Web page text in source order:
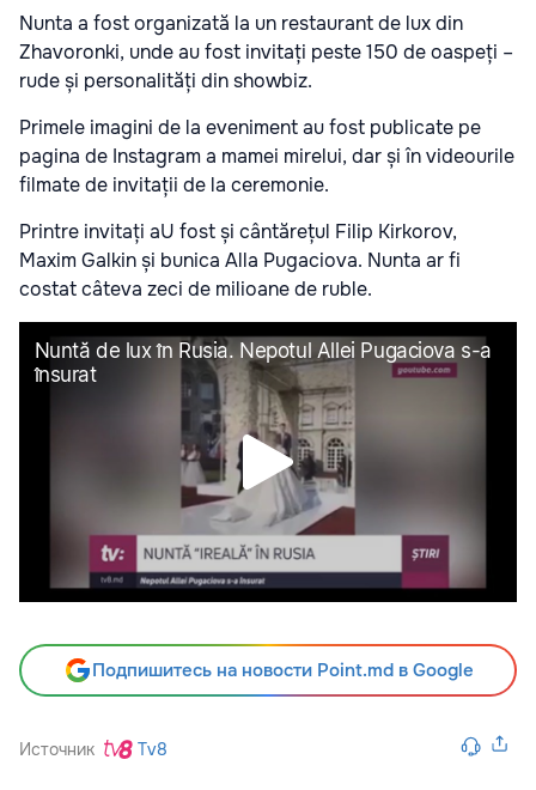
Nunta a fost organizată la un restaurant de lux din
Zhavoronki, unde au fost invitați peste 150 de oaspeți –
rude și personalități din showbiz.
Primele imagini de la eveniment au fost publicate pe
pagina de Instagram a mamei mirelui, dar și în videourile
filmate de invitații de la ceremonie.
Printre invitați aU fost și cântărețul Filip Kirkorov,
Maxim Galkin și bunica Alla Pugaciova. Nunta ar fi
costat câteva zeci de milioane de ruble.
Подпишитесь на новости Point.md в Google
Источник Tv8